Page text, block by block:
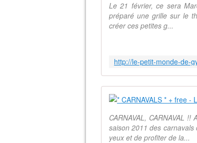
Le 21 février, ce sera
préparé une grille sur le
créer ces petites g...
CARNAVAL, CARNAVAL
saison 2011 des
yeux et de profiter de la...